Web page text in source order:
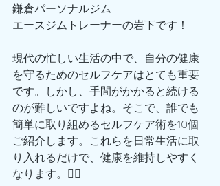
鎌倉パーソナルジム
エースジムトレーナーの岩下です！
現代の忙しい生活の中で、自分の健康
を守るためのセルフケアはとても重要
です。しかし、手間がかかると続ける
のが難しいですよね。そこで、誰でも
簡単に取り組めるセルフケア術を10個
ご紹介します。これらを日常生活に取
り入れるだけで、健康を維持しやすく
なります。🙋‍♂️